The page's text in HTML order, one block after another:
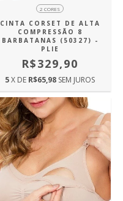
2 CORES
CINTA CORSET DE ALTA
COMPRESSÃO 8
BARBATANAS (50327) -
PLIE
R$329,90
5X DE R$65,98 SEM JUROS